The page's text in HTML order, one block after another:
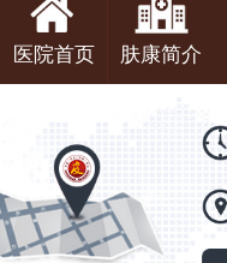
医院首页 肤康简介